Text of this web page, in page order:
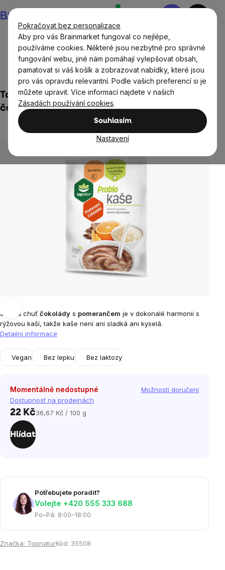
Pokračovat bez personalizace
Aby pro vás Brainmarket fungoval co nejlépe,
používáme cookies. Některé jsou nezbytné pro správné
fungování webu, jiné nám pomáhají vylepšovat obsah,
pamatovat si váš košík a zobrazovat nabídky, které jsou
pro vás opravdu relevantní. Podle vašich preferencí si je
můžete upravit. Více informací najdete v našich
Zásadách používání cookies.
Souhlasím
Nastavení
na
obsah
Nákupní
Potraviny
Cereálie, obiloviny, pseudoobiloviny
Snídaňové kaše
Topnatur - Probio kaše, pomeranč a
čokoláda, 60 g
Průměrné
produktu
0,0
Jemná chuť čokolády s pomerančem je v dokonalé harmonii s
rýžovou kaší, takže kaše není ani sladká ani kyselá.
Detailní informace
Vegan Bez lepku Bez laktozy
Momentálně nedostupné
Dostupnost na prodejnách
Možnosti doručení
22 KčMěrná
36,67 Kč / 100 g
Hlídat
Potřebujete poradit?
Volejte ‭+420 555 333 688
Po–Pá: 8:00–18:00
Značka: TopnaturKód: 35508